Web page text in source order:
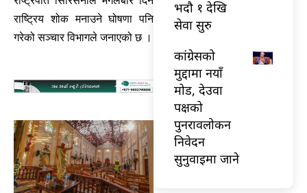
राष्ट्रिय शोक मनाउने घोषणा पनि
गरेको सञ्चार विभागले जनाएको छ ।
भदौ १ देखि
सेवा सुरु
कांग्रेसको
मुद्दामा नयाँ
मोड, देउवा
पक्षको
पुनरावलोकन
निवेदन
सुनुवाइमा जाने